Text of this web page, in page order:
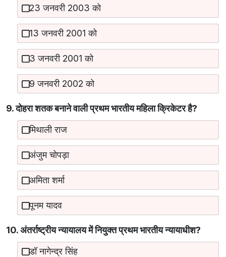
23 जनवरी 2003 को
13 जनवरी 2001 को
3 जनवरी 2001 को
9 जनवरी 2002 को
9. दोहरा शतक बनाने वाली प्रथम भारतीय महिला क्रिकेटर है?
मिथाली राज
अंजुम चोपड़ा
अमिता शर्मा
पूनम यादव
10. अंतर्राष्ट्रीय न्यायालय में नियुक्त प्रथम भारतीय न्यायाधीश?
डॉ नागेन्द्र सिंह